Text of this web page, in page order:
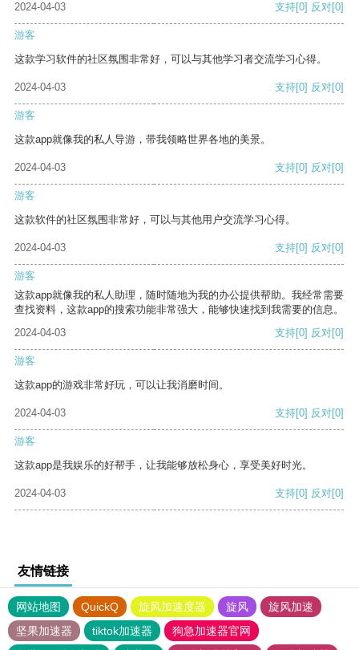
2024-04-03 支持[0] 反对[0]
游客
这款学习软件的社区氛围非常好，可以与其他学习者交流学习心得。
2024-04-03 支持[0] 反对[0]
游客
这款app就像我的私人导游，带我领略世界各地的美景。
2024-04-03 支持[0] 反对[0]
游客
这款软件的社区氛围非常好，可以与其他用户交流学习心得。
2024-04-03 支持[0] 反对[0]
游客
这款app就像我的私人助理，随时随地为我的办公提供帮助。我经常需要
查找资料，这款app的搜索功能非常强大，能够快速找到我需要的信息。
2024-04-03
支持[0] 反对[0]
游客
这款app的游戏非常好玩，可以让我消磨时间。
2024-04-03 支持[0] 反对[0]
游客
这款app是我娱乐的好帮手，让我能够放松身心，享受美好时光。
2024-04-03 支持[0] 反对[0]
友情链接
网站地图 QuickQ 旋风加速度器 旋风
旋风加速
坚果加速器
tiktok加速器
狗急加速器官网